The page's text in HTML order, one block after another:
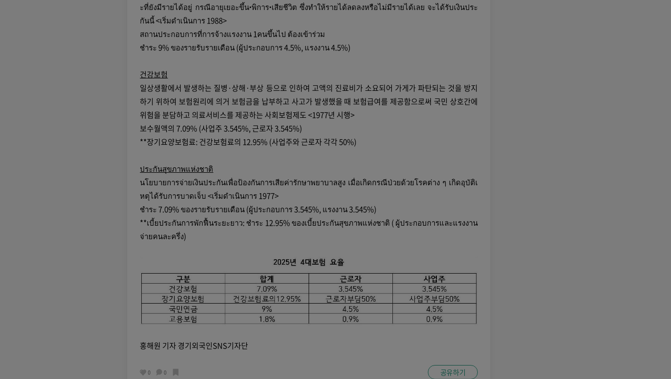
ะที่ยังมีรายได้อยู่ กรณีอายุเยอะขึ้น•พิการ•เสียชีวิต ซึ่งทำให้รายได้ลดลงหรือไม่มีรายได้เลย จะได้รับเงินประ
กันนี้ <เริ่มดำเนินการ 1988>
สถานประกอบการที่การจ้างแรงงาน 1คนขึ้นไป ต้องเข้าร่วม
ชำระ 9% ของรายรับรายเดือน (ผู้ประกอบการ 4.5%, แรงงาน 4.5%)
건강보험
일상생활에서 발생하는 질병·상해·부상 등으로 인하여 고액의 진료비가 소요되어 가게가 파탄되는 것을 방지
하기 위하여 보험원리에 의거 보험금을 납부하고 사고가 발생했을 때 보험급여를 제공함으로써 국민 상호간에
위험을 분담하고 의료서비스를 제공하는 사회보험제도 <1977년 시행>
보수월액의 7.09% (사업주 3.545%, 근로자 3.545%)
**장기요양보험료: 건강보험료의 12.95% (사업주와 근로자 각각 50%)
ประกันสุขภาพแห่งชาติ
นโยบายการจ่ายเงินประกันเพื่อป้องกันการเสียค่ารักษาพยาบาลสูง เมื่อเกิดกรณีป่วยด้วยโรคต่าง ๆ เกิดอุบัติเ
หตุได้รับการบาดเจ็บ <เริ่มดำเนินการ 1977>
ชำระ 7.09% ของรายรับรายเดือน (ผู้ประกอบการ 3.545%, แรงงาน 3.545%)
**เบี้ยประกันการพักฟื้นระยะยาว: ชำระ 12.95% ของเบี้ยประกันสุขภาพแห่งชาติ ( ผู้ประกอบการและแรงงาน
จ่ายคนละครึ่ง)
홍해원 기자 경기외국인SNS기자단
0 0 공유하기